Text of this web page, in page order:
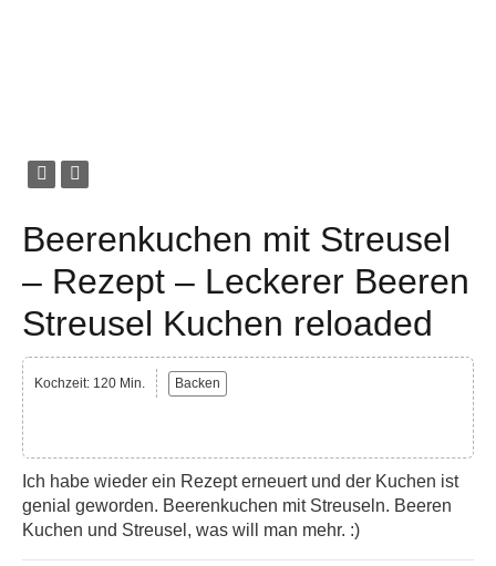
Beerenkuchen mit Streusel
– Rezept – Leckerer Beeren
Streusel Kuchen reloaded
Kochzeit: 120 Min. Backen
Ich habe wieder ein Rezept erneuert und der Kuchen ist
genial geworden. Beerenkuchen mit Streuseln. Beeren
Kuchen und Streusel, was will man mehr. :)